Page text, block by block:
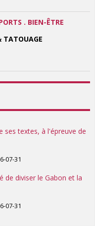
. BIEN-ÊTRE
TATOUAGE
ses textes, à l'épreuve de
07-31
de diviser le Gabon et la
07-31